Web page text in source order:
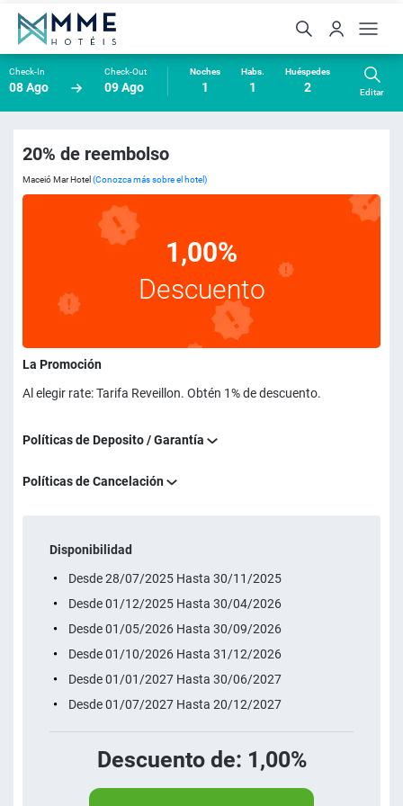
Check-In
08 Ago
Check-Out
09 Ago
Noches
1
Habs.
1
Huéspedes
2 Editar
20% de reembolso
Maceió Mar Hotel (Conozca más sobre el hotel)
1,00%
Descuento
La Promoción
Al elegir rate: Tarifa Reveillon. Obtén 1% de descuento.
Políticas de Deposito / Garantía
Políticas de Cancelación
Disponibilidad
Desde 28/07/2025 Hasta 30/11/2025
Desde 01/12/2025 Hasta 30/04/2026
Desde 01/05/2026 Hasta 30/09/2026
Desde 01/10/2026 Hasta 31/12/2026
Desde 01/01/2027 Hasta 30/06/2027
Desde 01/07/2027 Hasta 20/12/2027
Descuento de: 1,00%